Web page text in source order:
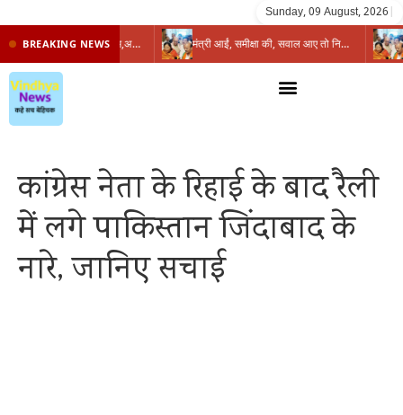
Sunday, 09 August, 2026
BREAKING NEWS प्रभारी मंत्री के निशाने पर नगर निगम,अफसरों को 10 दिन का अल्टीमेटम,नहीं होगी कार्रवाई, महापौर-आयुक्त के बीच सौहार्दहीनता पर मंत्री ने उठाए सवाल मंत्री आईं, समीक्षा की, सवाल आए तो निकल गईं – खाली जयंत चौंकीं पर नहीं दिया जवाब
कांग्रेस नेता के रिहाई के बाद रैली
में लगे पाकिस्तान जिंदाबाद के
नारे, जानिए सचाई